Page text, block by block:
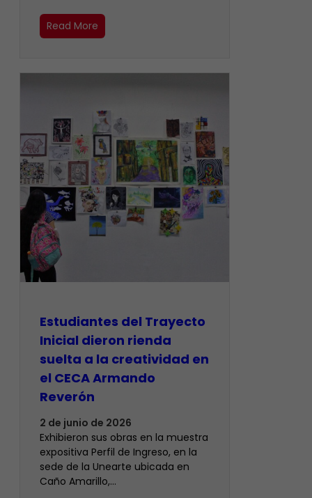
Read More
Estudiantes del Trayecto
Inicial dieron rienda
suelta a la creatividad en
el CECA Armando
Reverón
2 de junio de 2026
Exhibieron sus obras en la muestra
expositiva Perfil de Ingreso, en la
sede de la Unearte ubicada en
Caño Amarillo,…